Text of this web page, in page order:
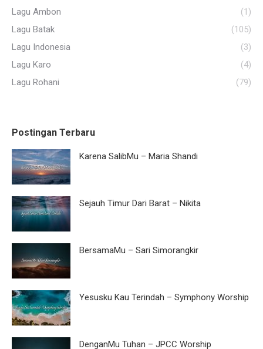
Lagu Ambon
(1)
Lagu Batak
(105)
Lagu Indonesia
(3)
Lagu Karo
(4)
Lagu Rohani
(79)
Postingan Terbaru
Karena SalibMu – Maria Shandi
Sejauh Timur Dari Barat – Nikita
BersamaMu – Sari Simorangkir
Yesusku Kau Terindah – Symphony Worship
DenganMu Tuhan – JPCC Worship